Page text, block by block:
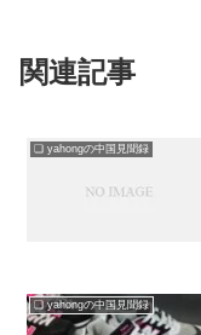
関連記事
❏ yahongの中国見聞録
❏ yahongの中国見聞録